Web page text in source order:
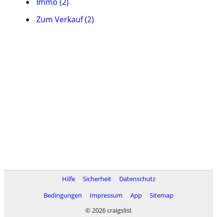
Zum Verkauf (2)
Hilfe Sicherheit
Datenschutz
Bedingungen
Impressum App
Sitemap
© 2026 craigslist